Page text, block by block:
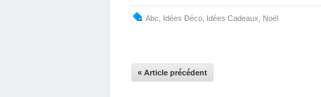
Abc Idées Déco Idées Cadeaux Noël
« Article précédent